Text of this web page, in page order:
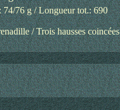
74/76 g / Longueur tot.: 690
/ Trois haussescoincées